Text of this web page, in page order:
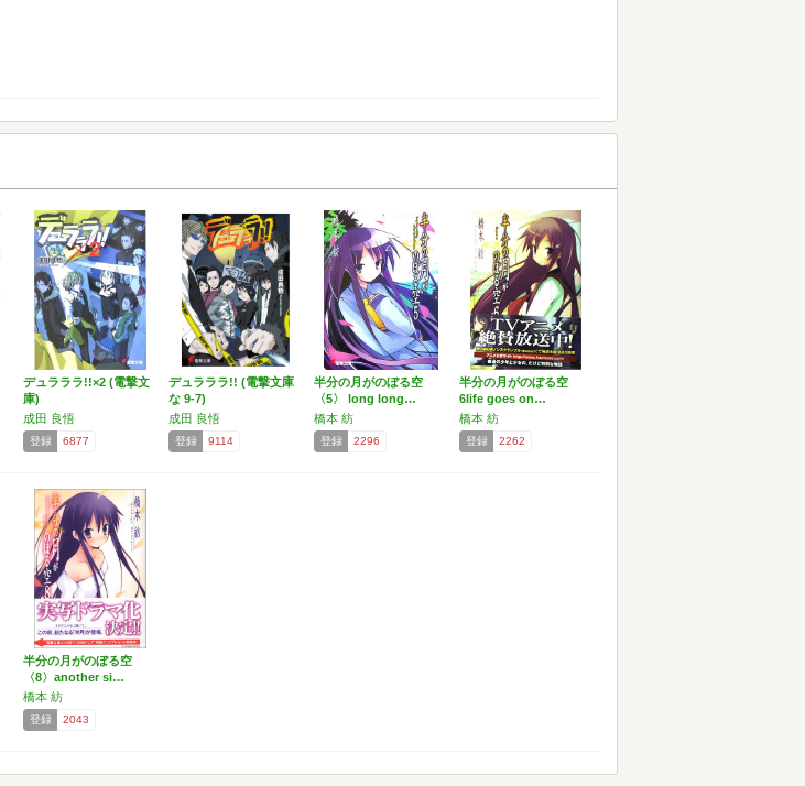
デュラララ!!×2 (電撃文
庫)
成田 良悟
登録 6877
デュラララ!! (電撃文庫
な 9-7)
成田 良悟
登録 9114
半分の月がのぼる空
〈5〉 long long…
橋本 紡
登録 2296
半分の月がのぼる空
6life goes on…
橋本 紡
登録 2262
半分の月がのぼる空
〈8〉another si…
橋本 紡
登録 2043